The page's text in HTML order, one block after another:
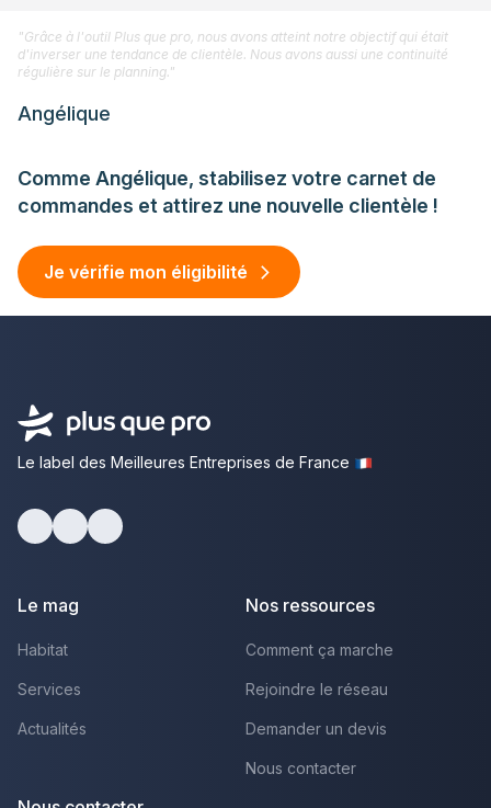
Comme Angélique, stabilisez votre carnet de
commandes et attirez une nouvelle clientèle !
Je vérifie mon éligibilité
"Grâce à l'outil Plus que pro, nous avons atteint notre objectif qui était
d'inverser une tendance de clientèle. Nous avons aussi une continuité
régulière sur le planning."
Angélique
Le label des Meilleures Entreprises de France
Le mag
Habitat
Services
Actualités
Nos ressources
Comment ça marche
Rejoindre le réseau
Demander un devis
Nous contacter